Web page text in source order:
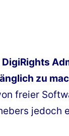
DigiRights
zu
freier
jedoch